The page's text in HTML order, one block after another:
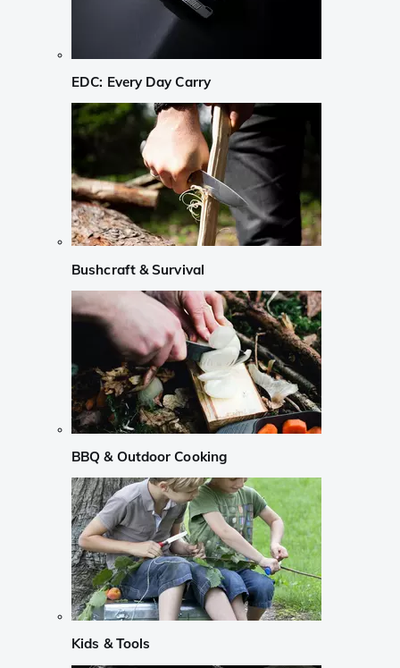
EDC: Every Day Carry
Bushcraft & Survival
BBQ & Outdoor Cooking
Kids & Tools